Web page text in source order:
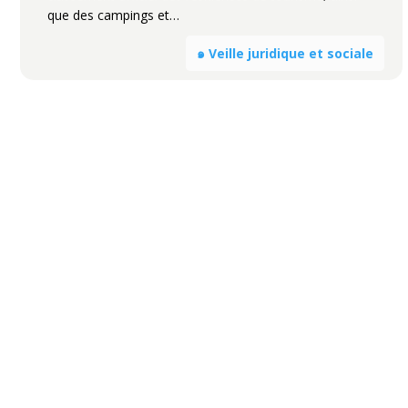
que des campings et…
๑ Veille juridique et sociale